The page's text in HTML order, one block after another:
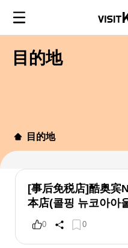
目的地
目的地
[事后免税店]酷奥宾
本店(콜핑 뉴코아아
0 0